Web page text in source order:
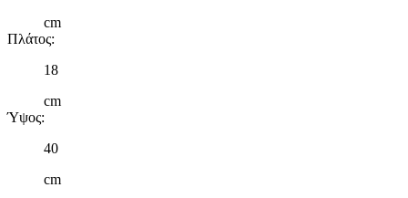
cm
Πλάτος:
18
cm
Ύψος:
40
cm